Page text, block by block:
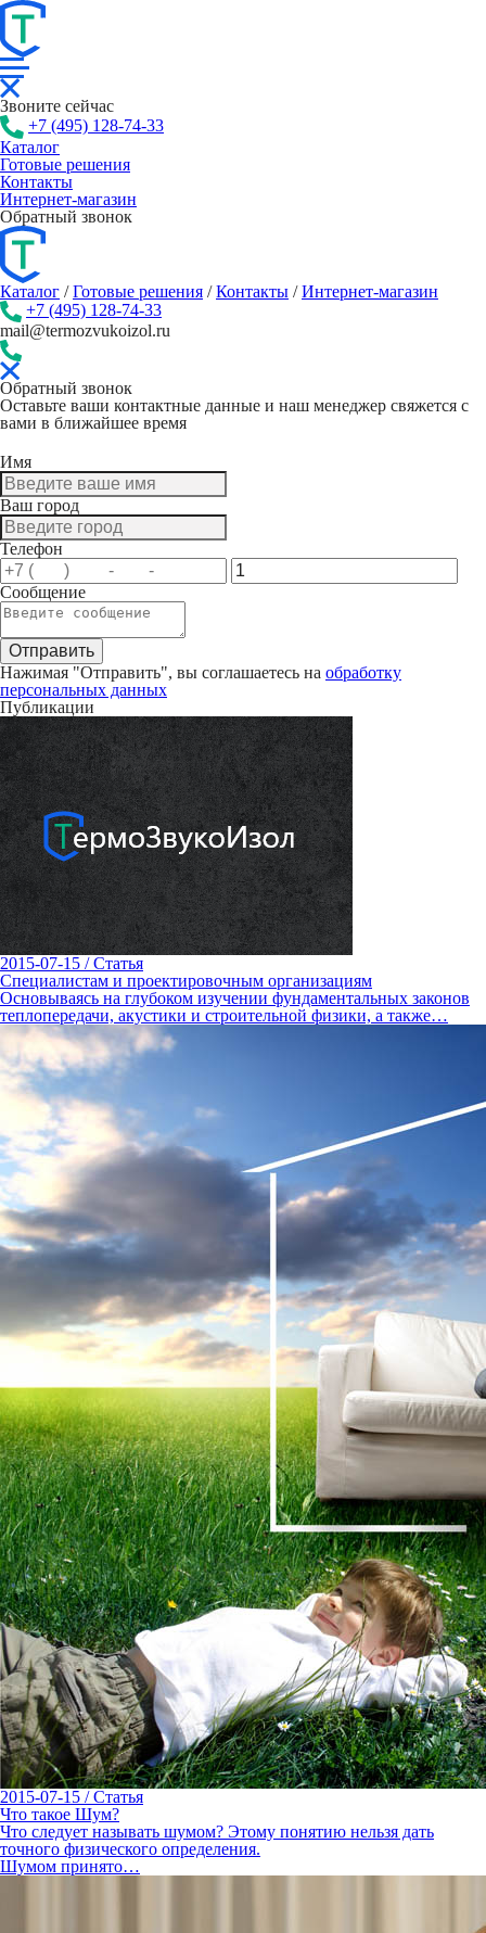
Звоните сейчас
+7 (495) 128-74-33
Каталог
Готовые решения
Контакты
Интернет-магазин
Обратный звонок
Каталог / Готовые решения / Контакты / Интернет-магазин
+7 (495) 128-74-33
mail@termozvukoizol.ru
Обратный звонок
Оставьте ваши контактные данные и наш менеджер свяжется с
вами в ближайшее время
Имя
Ваш город
Телефон
Сообщение
Нажимая "Отправить", вы соглашаетесь на обработку
персональных данных
Публикации
2015-07-15 / Статья
Специалистам и проектировочным организациям
Основываясь на глубоком изучении фундаментальных законов
теплопередачи, акустики и строительной физики, а также…
2015-07-15 / Статья
Что такое Шум?
Что следует называть шумом? Этому понятию нельзя дать
точного физического определения.
Шумом принято…